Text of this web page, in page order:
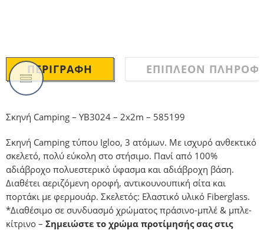
ΠΕΡΙΓΡΑΦΉ ΕΠΙΠΛΈΟΝ
Σκηνή Camping – YB3024 – 2x2m – 585199
Σκηνή Camping τύπου Igloo, 3 ατόμων. Με ισχυρό ανθεκτικό
σκελετό, πολύ εύκολη στο στήσιμο. Πανί από 100%
αδιάβροχο πολυεστερικό ύφασμα και αδιάβροχη βάση.
Διαθέτει αεριζόμενη οροφή, αντικουνουπική σίτα και
πορτάκι με φερμουάρ. Σκελετός: Ελαστικό υλικό Fiberglass.
*Διαθέσιμο σε συνδυασμό χρώματος πράσινο-μπλέ & μπλε-
κίτρινο – Σημειώστε το χρώμα προτίμησής σας στις